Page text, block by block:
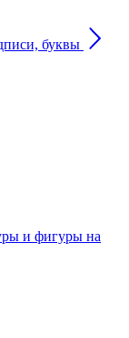
буквы
и фигуры на